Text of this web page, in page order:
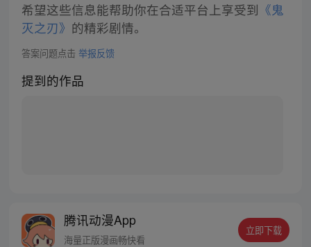
希望这些信息能帮助你在合适平台上享受到 《鬼
灭之刃》 的精彩剧情。
答案问题点击 举报反馈
提到的作品
腾讯动漫App
海量正版漫画畅快看
立即下载